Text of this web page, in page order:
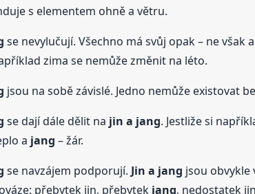
s elementem ohně a větru.
se nevylučují. Všechno má svůj opak – ne
zima se nemůže změnit na léto.
jsou na sobě závislé. Jedno nemůže existovat
se dají dále dělit na jin a jang. Jestliže si
a jang – žár.
se navzájem podporují. Jin a jang jsou obvykle
přebytek jin, přebytek jang, nedostatek